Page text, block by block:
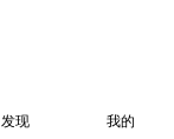
发现 我的